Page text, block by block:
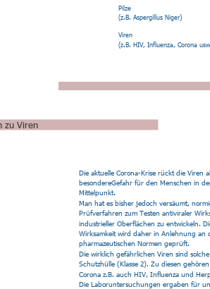
Pilze
(z.B. Aspergillus Niger)
Viren
(z.B. HIV, Influenza, Corona
zu Viren
Die aktuelle Corona-Krise rückt die Viren
besondereGefahr für den Menschen in
Mittelpunkt.
Man hat es bisher jedoch versäumt,
Prüfverfahren zum Testen antiviraler
industrieller Oberflächen zu entwickeln.
Wirksamkeit wird daher in Anlehnung an
pharmazeutischen Normen geprüft.
Die wirklich gefährlichen Viren sind
Schutzhülle (Klasse 2). Zu diesen
Corona z.B. auch HIV, Influenza und
Die Laboruntersuchungen ergaben für